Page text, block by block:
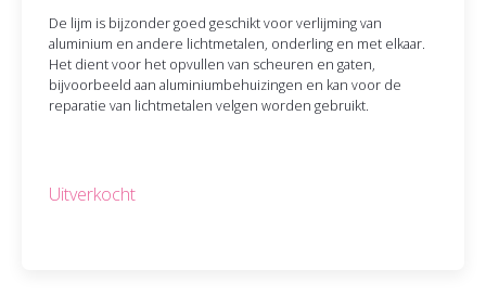
De lijm is bijzonder goed geschikt voor verlijming van
aluminium en andere lichtmetalen, onderling en met elkaar.
Het dient voor het opvullen van scheuren en gaten,
bijvoorbeeld aan aluminiumbehuizingen en kan voor de
reparatie van lichtmetalen velgen worden gebruikt.
Uitverkocht